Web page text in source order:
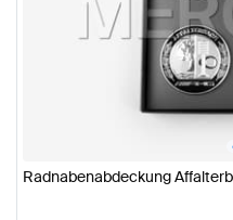
Radnabenabdeckung